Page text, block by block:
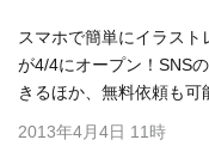
スマホで簡単にイラスト
が4/4にオープン！SNS
きるほか、無料依頼も可
2013年4月4日 11時